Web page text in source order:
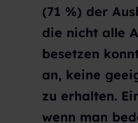
(71 %) der
die nicht alle
besetzen
an, keine
zu erhalten.
wenn man